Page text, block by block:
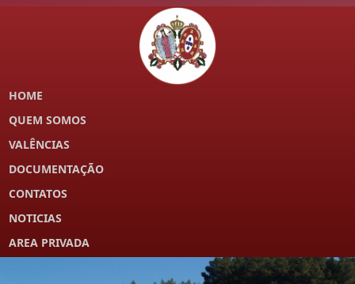
HOME
QUEM SOMOS
VALÊNCIAS
DOCUMENTAÇÃO
CONTATOS
NOTICIAS
AREA PRIVADA